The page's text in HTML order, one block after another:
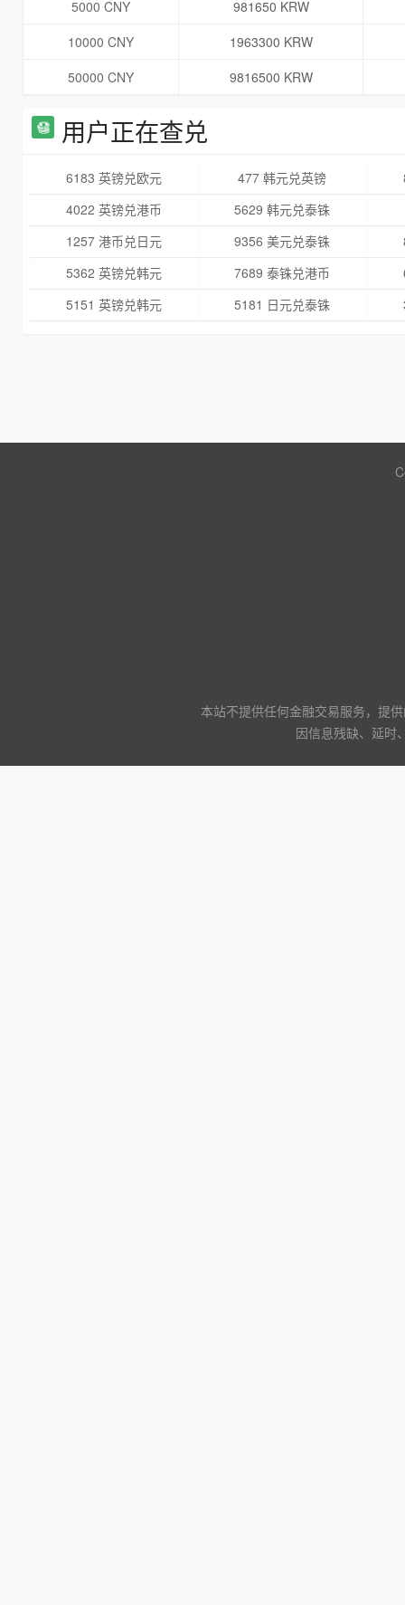
5000 CNY
981650 KRW
10000 CNY
1963300 KRW
50000 CNY
9816500 KRW
用户正在查兑
6183 英镑兑欧元 477 韩元兑英镑
4022 英镑兑港币
5629 韩元兑泰铢
1257 港币兑日元
9356 美元兑泰铢
5362 英镑兑韩元
7689 泰铢兑港币
5151 英镑兑韩元
5181 日元兑泰铢
本站不提供任何金融交易服务，提
因信息残缺、延时